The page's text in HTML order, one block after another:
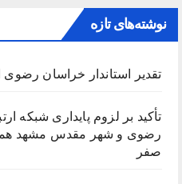
نوشته‌های تازه
تقدیر استاندار خراسان رضوی
تأکید بر لزوم پایداری شبکه
رضوی و شهر مقدس مشهد
صفر